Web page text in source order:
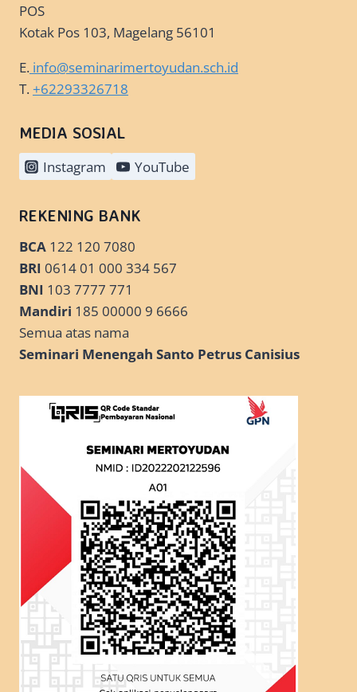
POS
Kotak Pos 103, Magelang 56101
E. info@seminarimertoyudan.sch.id
T.+62293326718
MEDIA SOSIAL
Instagram YouTube
REKENING BANK
BCA 122 120 7080
BRI 0614 01 000 334 567
BNI 103 7777 771
Mandiri 185 00000 9 6666
Semua atas nama
Seminari Menengah Santo Petrus Canisius